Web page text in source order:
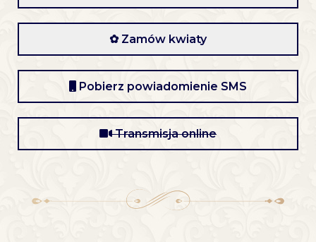
✿ Zamów kwiaty
Pobierz powiadomienie SMS
Transmisja online